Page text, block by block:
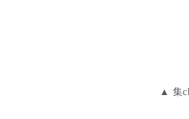
▲ 集